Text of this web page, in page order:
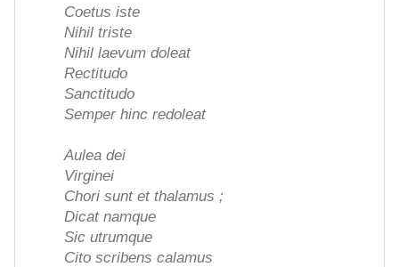
Coetus iste
Nihil triste
Nihil laevum doleat
Rectitudo
Sanctitudo
Semper hinc redoleat
Aulea dei
Virginei
Chori sunt et thalamus ;
Dicat namque
Sic utrumque
Cito scribens calamus